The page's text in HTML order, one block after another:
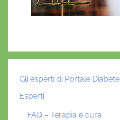
Gli esperti di Portale Diabete
Esperti
FAQ – Terapia e cura